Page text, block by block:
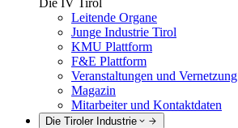
Die IV Tirol
Leitende Organe
Junge Industrie Tirol
KMU Plattform
F&E Plattform
Veranstaltungen und Vernetzung
Magazin
Mitarbeiter und Kontaktdaten
Die Tiroler Industrie